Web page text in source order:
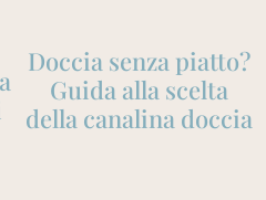
Doccia senza piatto?
Guida alla scelta
della canalina doccia